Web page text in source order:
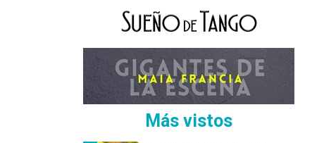
Más vistos